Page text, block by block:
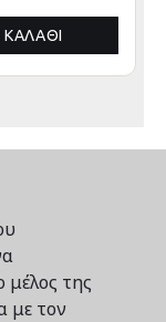
ΚΑΛΆΘΙ
μέλος της
με τον